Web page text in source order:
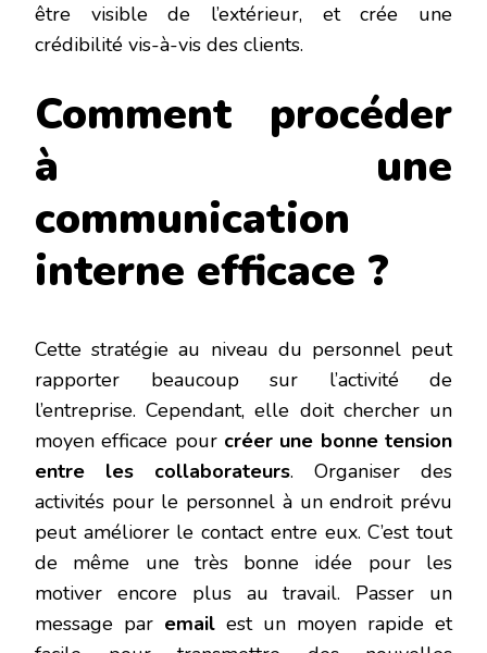
être visible de l’extérieur, et crée une
crédibilité vis-à-vis des clients.
Comment procéder
à une
communication
interne efficace ?
Cette stratégie au niveau du personnel peut
rapporter beaucoup sur l’activité de
l’entreprise. Cependant, elle doit chercher un
moyen efficace pour créer une bonne tension
entre les collaborateurs. Organiser des
activités pour le personnel à un endroit prévu
peut améliorer le contact entre eux. C’est tout
de même une très bonne idée pour les
motiver encore plus au travail. Passer un
message par email est un moyen rapide et